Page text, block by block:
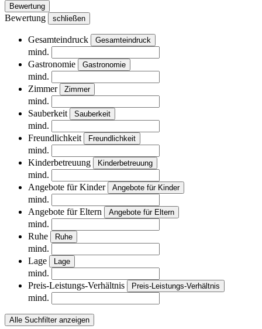
Bewertung
Bewertung schließen
Gesamteindruck Gesamteindruck
mind.
Gastronomie
Gastronomie
mind.
Zimmer
Zimmer
mind.
Sauberkeit
Sauberkeit
mind.
Freundlichkeit
Freundlichkeit
mind.
Kinderbetreuung
Kinderbetreuung
mind.
Angebote für Kinder
Angebote für Kinder
mind.
Angebote für Eltern
Angebote für Eltern
mind.
Ruhe
Ruhe
mind.
Lage
Lage
mind.
Preis-Leistungs-Verhältnis
Preis-Leistungs-Verhältnis
mind.
Alle Suchfilter anzeigen